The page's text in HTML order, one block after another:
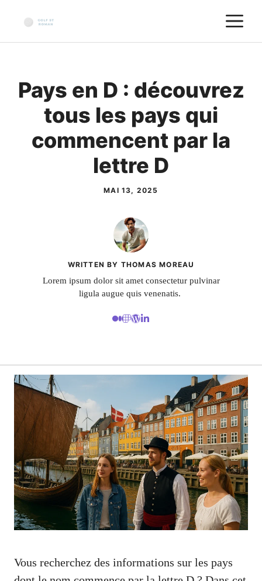
contenu
Pays en D : découvrez
tous les pays qui
commencent par la
lettre D
MAI 13, 2025
WRITTEN BY THOMAS MOREAU
Lorem ipsum dolor sit amet consectetur pulvinar
ligula augue quis venenatis.
Vous recherchez des informations sur les pays